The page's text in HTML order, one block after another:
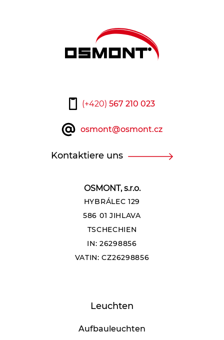
OSMONT, s.r.o.
HYBRÁLEC 129
586 01 JIHLAVA
TSCHECHIEN
IN: 26298856
VATIN: CZ26298856
Leuchten
Aufbauleuchten
(+420) 567 210 023
osmont@osmont.cz
Kontaktiere uns